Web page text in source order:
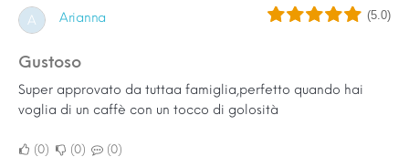
A Arianna (5.0)
Gustoso
Super approvato da tuttaa famiglia,perfetto quando hai
voglia di un caffè con un tocco di golosità
0 0 0